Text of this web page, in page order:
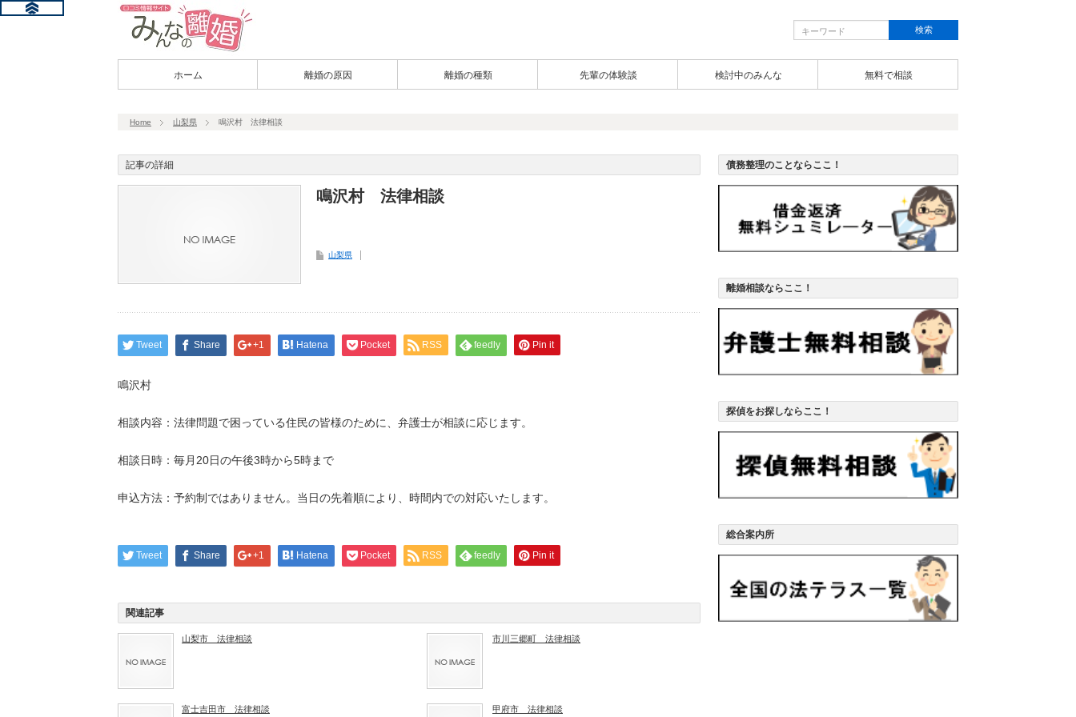
ホーム 離婚の原因 離婚の種類 先輩の体験談 検討中のみんな 無料で相談
Home 山梨県 鳴沢村 法律相談
記事の詳細
鳴沢村 法律相談
山梨県
Tweet Share +1 Hatena Pocket RSS feedly Pin it
鳴沢村
相談内容：法律問題で困っている住民の皆様のために、弁護士が相談に応じます。
相談日時：毎月20日の午後3時から5時まで
申込方法：予約制ではありません。当日の先着順により、時間内での対応いたします。
Tweet Share +1 Hatena Pocket RSS feedly Pin it
関連記事
山梨市 法律相談 市川三郷町 法律相談
富士吉田市 法律相談 甲府市 法律相談
債務整理のことならここ！
離婚相談ならここ！
探偵をお探しならここ！
総合案内所